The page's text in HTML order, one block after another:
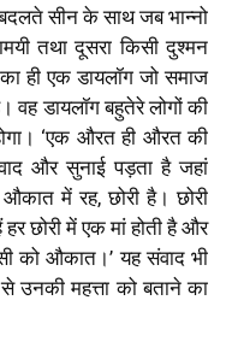
सीन के साथ जब भान्नो
तथा दूसरा किसी दुश्मन
ही एक डायलॉग जो समाज
वह डायलॉग बहुतेरे लोगों की
‘एक औरत ही औरत की
और सुनाई पड़ता है जहां
में रह, छोरी है। छोरी
छोरी में एक मां होती है और
को औकात।’ यह संवाद भी
उनकी महत्ता को बताने का